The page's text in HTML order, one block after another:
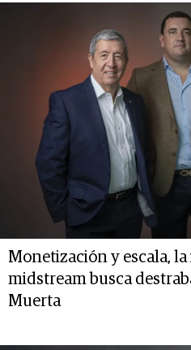
Monetización y escala,
midstream busca
Muerta